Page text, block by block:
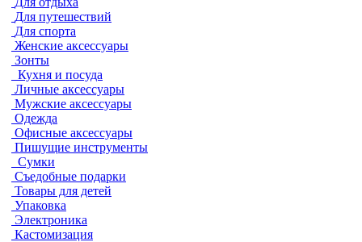
Для путешествий
Для спорта
Женские аксессуары
Зонты
Кухня и посуда
Личные аксессуары
Мужские аксессуары
Одежда
Офисные аксессуары
Пишущие инструменты
Сумки
Съедобные подарки
Товары для детей
Упаковка
Электроника
Кастомизация